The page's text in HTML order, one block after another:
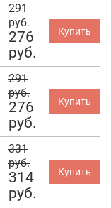
291
руб.
276
руб.
Купить
291
руб.
276
руб.
Купить
331
руб.
314
руб.
Купить